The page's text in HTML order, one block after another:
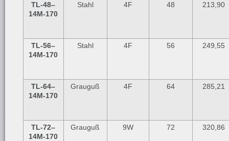
TL-48–
14M-170
Stahl 4F 48 213,90
TL-56–
14M-170
Stahl 4F 56 249,55
TL-64–
14M-170
Grauguß 4F 64 285,21
TL-72–
14M-170
Grauguß 9W 72 320,86